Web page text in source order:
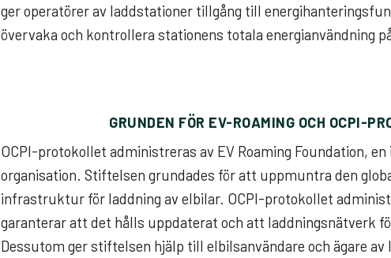
ger operatörer av laddstationer tillgång till
övervaka och kontrollera stationens totala energianvändning
GRUNDEN FÖR EV-ROAMING OCH OCPI-
OCPI-protokollet administreras av EV Roaming Foundation,
organisation. Stiftelsen grundades för att uppmuntra den
infrastruktur för laddning av elbilar. OCPI-protokollet
garanterar att det hålls uppdaterat och att laddningsnätverk
Dessutom ger stiftelsen hjälp till elbilsanvändare och ägare